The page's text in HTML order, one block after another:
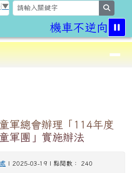
▼
機車不逆向,行
⏸
軍總會辦理「114年度
軍團」實施辦法
| 2025-03-19 | 點閱數： 240